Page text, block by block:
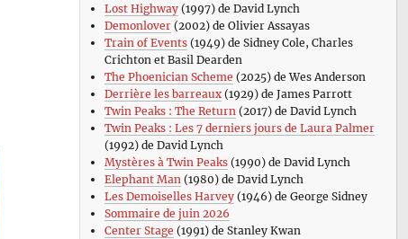
Lost Highway(1997) de David Lynch
Demonlover(2002) de Olivier Assayas
Train of Events(1949) de Sidney Cole, Charles
Crichton et Basil Dearden
The Phoenician Scheme (2025) de Wes Anderson
Derrière les barreaux(1929) de James Parrott
Twin Peaks : The Return(2017) de David Lynch
Twin Peaks : Les 7 derniers jours de Laura Palmer
(1992) de David Lynch
Mystères à Twin Peaks(1990) de David Lynch
Elephant Man(1980) de David Lynch
Les Demoiselles Harvey(1946) de George Sidney
Sommaire de juin 2026
Center Stage (1991) de Stanley Kwan